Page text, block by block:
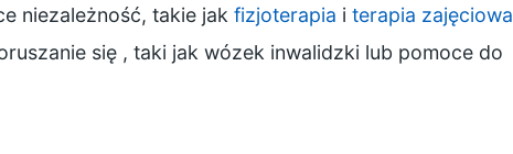
niezależność, takie jakfizjoterapia iterapia zajęciowa
się , taki jak wózek inwalidzki lub pomoce do